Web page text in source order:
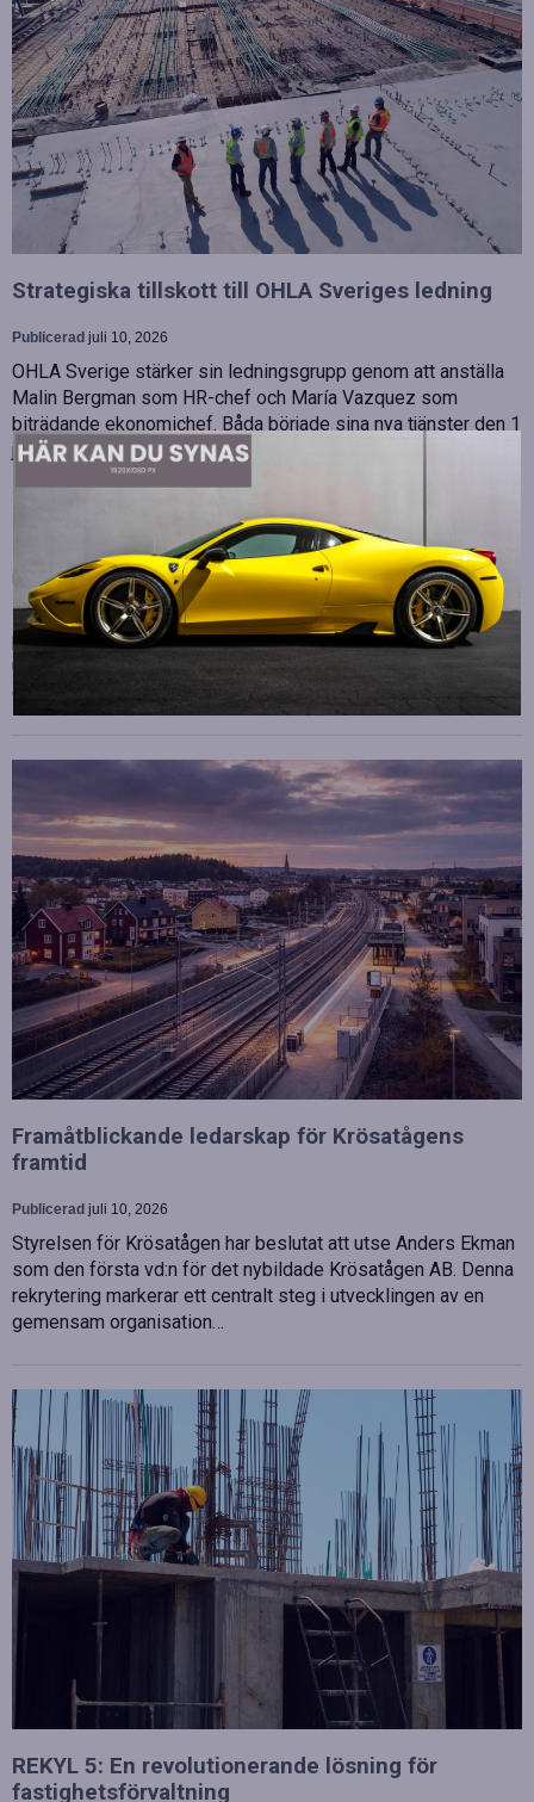
Strategiska tillskott till OHLA Sveriges ledning
Publicerad juli 10, 2026
OHLA Sverige stärker sin ledningsgrupp genom att anställa
Malin Bergman som HR-chef och María Vazquez som
biträdande ekonomichef. Båda började sina nya tjänster den 1
juni 2026 och kommer att…
Publiceradjuli 10, 2026
E-sport har utvecklats från att vara en hobby till en
professionell disciplin där varje millisekund kan avgöra
utgången av en tävling. Spelare lägger stor vikt vid hårdvara
och spelmekaniker, men…
Framåtblickande ledarskap för Krösatågens
framtid
Publicerad juli 10, 2026
Styrelsen för Krösatågen har beslutat att utse Anders Ekman
som den första vd:n för det nybildade Krösatågen AB. Denna
rekrytering markerar ett centralt steg i utvecklingen av en
gemensam organisation…
REKYL 5: En revolutionerande lösning för
fastighetsförvaltning